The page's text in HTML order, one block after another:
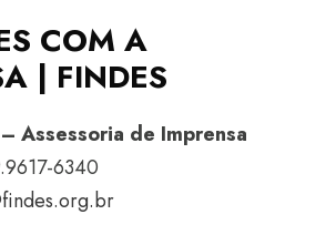
COM A
| FINDES
Assessoria de Imprensa
6340